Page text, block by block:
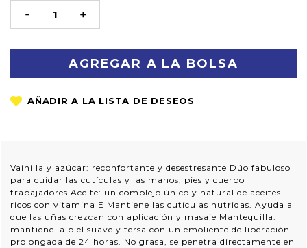
DISMINUIR
LA
AUMENTAR
LA
Vainilla y azúcar: reconfortante y desestresante Dúo fabuloso
para cuidar las cutículas y las manos, pies y cuerpo
trabajadores Aceite: un complejo único y natural de aceites
ricos con vitamina E Mantiene las cutículas nutridas. Ayuda a
que las uñas crezcan con aplicación y masaje Mantequilla:
mantiene la piel suave y tersa con un emoliente de liberación
prolongada de 24 horas. No grasa, se penetra directamente en